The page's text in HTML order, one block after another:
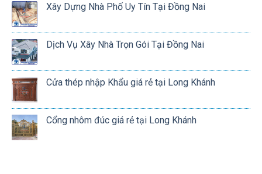
Xây Dựng Nhà Phố Uy Tín Tại Đồng Nai
Dịch Vụ Xây Nhà Trọn Gói Tại Đồng Nai
Cửa thép nhập Khẩu giá rẻ tại Long Khánh
Cổng nhôm đúc giá rẻ tại Long Khánh